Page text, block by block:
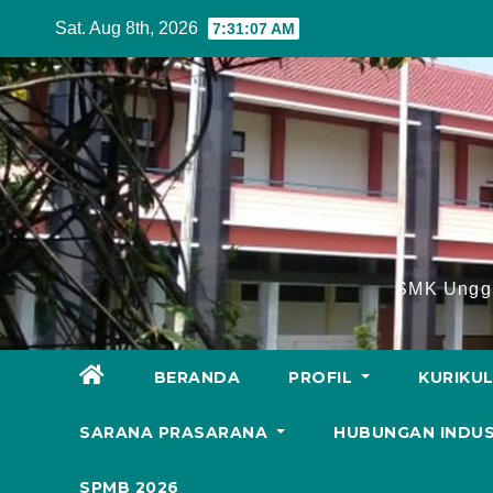
content
Sat. Aug 8th, 2026 7:31:08 AM
SMK
BERANDA PROFIL
SARANA PRASARANA HUBUNGAN
SPMB 2026